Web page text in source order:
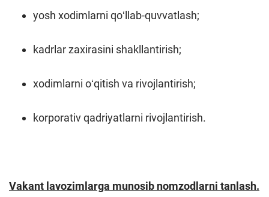
yosh xodimlarni qoʻllab-quvvatlash;
kadrlar zaxirasini shakllantirish;
xodimlarni oʻqitish va rivojlantirish;
korporativ qadriyatlarni rivojlantirish.
Vakant lavozimlarga munosib nomzodlarni tanlash.